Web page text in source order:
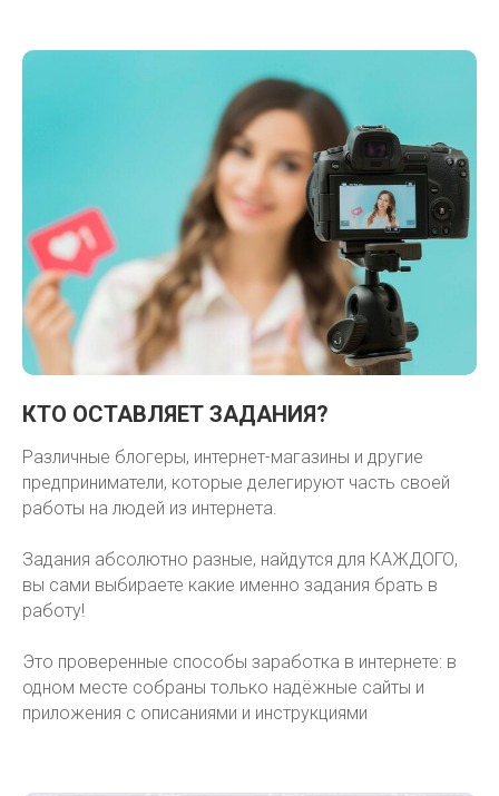
КТО ОСТАВЛЯЕТ ЗАДАНИЯ?
Различные блогеры, интернет-магазины и другие
предприниматели, которые делегируют часть своей
работы на людей из интернета.
Задания абсолютно разные, найдутся для КАЖДОГО,
вы сами выбираете какие именно задания брать в
работу!
Это проверенные способы заработка в интернете: в
одном месте собраны только надёжные сайты и
приложения с описаниями и инструкциями